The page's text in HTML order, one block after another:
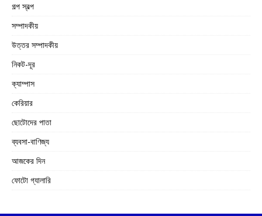
গল্প স্বল্প
সম্পাদকীয়
উত্তর সম্পাদকীয়
নিকট-দূর
ক্যাম্পাস
কেরিয়ার
ছোটোদের পাতা
ব্যবসা-বাণিজ্য
আজকের দিন
ফোটো গ্যালারি